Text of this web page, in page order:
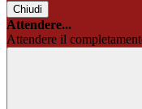
Chiudi
Attendere...
Attendere il